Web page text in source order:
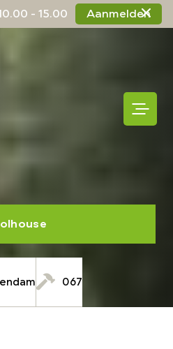
- 15.00
Aanmelden
067